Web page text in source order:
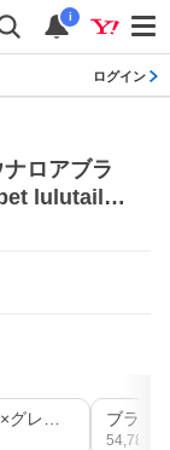
i
ログイン
ロアブラ
lulutail
ブラッ
54,780